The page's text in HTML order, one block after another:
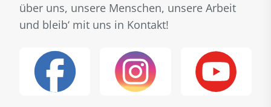
über uns, unsere Menschen, unsere Arbeit
und bleib‘ mit uns in Kontakt!